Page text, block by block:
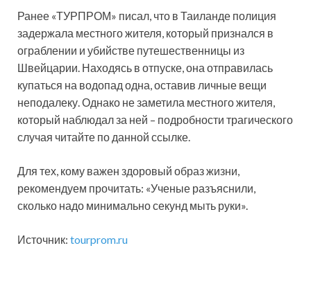
Ранее «ТУРПРОМ» писал, что в Таиланде полиция
задержала местного жителя, который признался в
ограблении и убийстве путешественницы из
Швейцарии. Находясь в отпуске, она отправилась
купаться на водопад одна, оставив личные вещи
неподалеку. Однако не заметила местного жителя,
который наблюдал за ней – подробности трагического
случая читайте по данной ссылке.
Для тех, кому важен здоровый образ жизни,
рекомендуем прочитать: «Ученые разъяснили,
сколько надо минимально секунд мыть руки».
Источник: tourprom.ru